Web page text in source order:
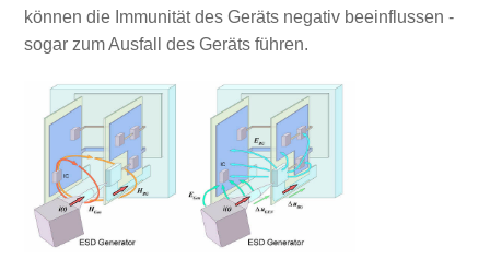
können die Immunität des Geräts negativ beeinflussen -
sogar zum Ausfall des Geräts führen.